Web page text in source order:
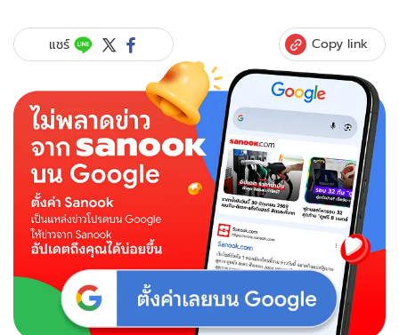
แชร์ Copy link